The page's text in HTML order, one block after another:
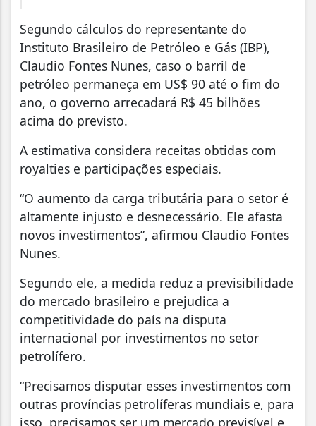
Segundo cálculos do representante do
Instituto Brasileiro de Petróleo e Gás (IBP),
Claudio Fontes Nunes, caso o barril de
petróleo permaneça em US$ 90 até o fim do
ano, o governo arrecadará R$ 45 bilhões
acima do previsto.
A estimativa considera receitas obtidas com
royalties e participações especiais.
“O aumento da carga tributária para o setor é
altamente injusto e desnecessário. Ele afasta
novos investimentos”, afirmou Claudio Fontes
Nunes.
Segundo ele, a medida reduz a previsibilidade
do mercado brasileiro e prejudica a
competitividade do país na disputa
internacional por investimentos no setor
petrolífero.
“Precisamos disputar esses investimentos com
outras províncias petrolíferas mundiais e, para
isso, precisamos ser um mercado previsível e